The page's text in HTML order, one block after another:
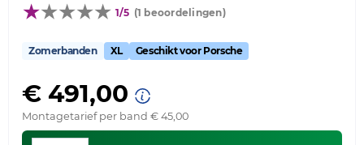
1/5 (1 beoordelingen)
Zomerbanden XL Geschikt voor Porsche
€ 491,00
Montagetarief per band € 45,00